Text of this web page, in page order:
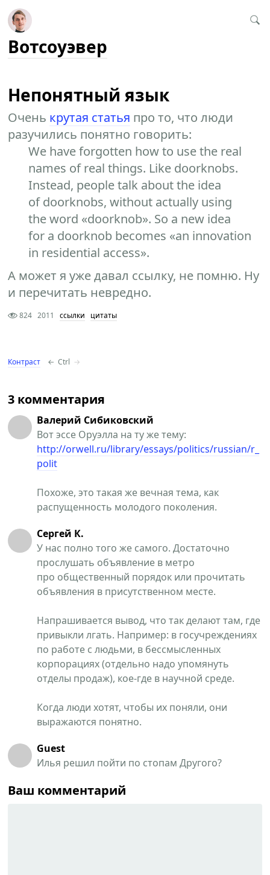
Вотсоуэвер
Непонятный язык
Очень крутая статья про то, что люди
разучились понятно говорить:
We have forgotten how to use the real
names of real things. Like doorknobs.
Instead, people talk about the idea
of doorknobs, without actually using
the word «doorknob». So a new idea
for a doorknob becomes «an innovation
in residential access».
А может я уже давал ссылку, не помню. Ну
и перечитать невредно.
824 2011 ссылки цитаты
Контраст ← Ctrl →
3 комментария
Валерий Сибиковский
Вот эссе Оруэлла на ту же тему:
http://orwell.ru/library/essays/politics/russian/r_
polit
Похоже, это такая же вечная тема, как
распущенность молодого поколения.
Сергей К.
У нас полно того же самого. Достаточно
прослушать объявление в метро
про общественный порядок или прочитать
объявления в присутственном месте.
Напрашивается вывод, что так делают там, где
привыкли лгать. Например: в госучреждениях
по работе с людьми, в бессмысленных
корпорациях (отдельно надо упомянуть
отделы продаж), кое-где в научной среде.
Когда люди хотят, чтобы их поняли, они
выражаются понятно.
Guest
Илья решил пойти по стопам Другого?
Ваш комментарий